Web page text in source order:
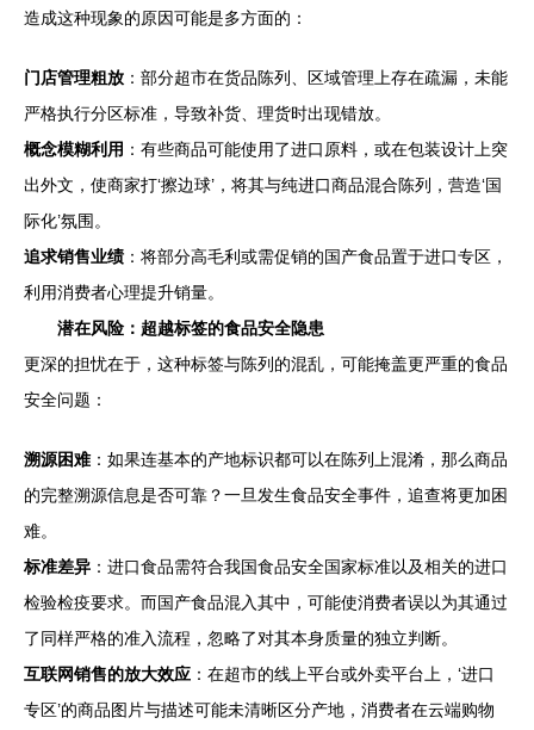
造成这种现象的原因可能是多方面的：
门店管理粗放 ：部分超市在货品陈列、区域管理上存在疏漏，未能
严格执行分区标准，导致补货、理货时出现错放。
概念模糊利用 ：有些商品可能使用了进口原料，或在包装设计上突
出外文，使商家打‘擦边球’，将其与纯进口商品混合陈列，营造‘国
际化’氛围。
追求销售业绩：将部分高毛利或需促销的国产食品置于进口专区，
利用消费者心理提升销量。
潜在风险：超越标签的食品安全隐患
更深的担忧在于，这种标签与陈列的混乱，可能掩盖更严重的食品
安全问题：
溯源困难：如果连基本的产地标识都可以在陈列上混淆，那么商品
的完整溯源信息是否可靠？一旦发生食品安全事件，追查将更加困
难。
标准差异 ：进口食品需符合我国食品安全国家标准以及相关的进口
检验检疫要求。而国产食品混入其中，可能使消费者误以为其通过
了同样严格的准入流程，忽略了对其本身质量的独立判断。
互联网销售的放大效应 ：在超市的线上平台或外卖平台上，‘进口
专区’的商品图片与描述可能未清晰区分产地，消费者在云端购物